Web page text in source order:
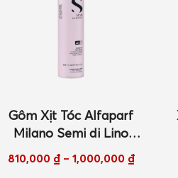
Xịt Giữ Nhiệt Bảo Vệ
Tóc Alfaparf Milano
Semi di Lino Style &
Care Thermal Protector
1,000,000₫